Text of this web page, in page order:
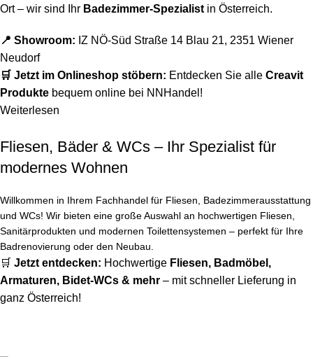
Ort – wir sind Ihr Badezimmer-Spezialist in Österreich.
📍 Showroom: IZ NÖ-Süd Straße 14 Blau 21, 2351 Wiener
Neudorf
🛒 Jetzt im Onlineshop stöbern: Entdecken Sie alle Creavit
Produkte bequem online bei NNHandel!
Weiterlesen
Fliesen, Bäder & WCs – Ihr Spezialist für
modernes Wohnen
Willkommen in Ihrem Fachhandel für Fliesen, Badezimmerausstattung
und WCs! Wir bieten eine große Auswahl an hochwertigen Fliesen,
Sanitärprodukten und modernen Toilettensystemen – perfekt für Ihre
Badrenovierung oder den Neubau.
🛒 Jetzt entdecken: Hochwertige Fliesen, Badmöbel ,
Armaturen, Bidet-WCs & mehr – mit schneller Lieferung in
ganz Österreich!